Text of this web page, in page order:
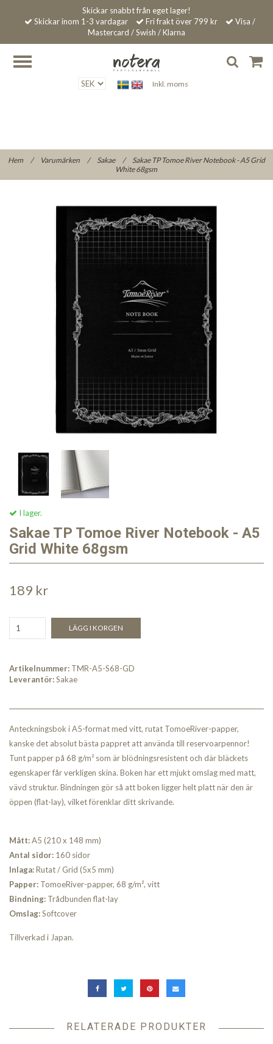
Skickar snabbt från eget lager!
Skickar inom 1-3 vardagar
Fri frakt över 799 kr
Visa /
Mastercard / Swish / Klarna
Inkl. moms
Hem / Varumärken / Sakae /
Sakae TP Tomoe River Notebook - A5 Grid
White 68gsm
I lager.
Sakae TP Tomoe River Notebook - A5
Grid White 68gsm
189 kr
LÄGG I KORGEN
Artikelnummer: TMR-A5-S68-GD
Leverantör:Sakae
Anteckningsbok i A5-format med vitt, rutat TomoeRiver-papper,
kanske det absolut bästa pappret att använda till reservoarpennor!
Tunt papper på 68 g/m² som är blödningsresistent och där bläckets
egenskaper får verkligen skina. Boken har ett mjukt omslag med matt,
vävd struktur. Bindningen gör så att boken ligger helt platt när den är
öppen (flat-lay), vilket förenklar ditt skrivande.
Mått:A5 (210 x 148 mm)
Antal sidor: 160 sidor
Inlaga:Rutat / Grid (5x5 mm)
Papper: TomoeRiver-papper, 68 g/m², vitt
Bindning: Trådbunden flat-lay
Omslag:Softcover
Tillverkad i Japan.
RELATERADE PRODUKTER